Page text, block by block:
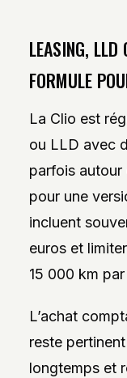
LEASING, LLD
FORMULE
La Clio est
ou LLD avec
parfois
pour une
incluent
euros et
15 000 km par
L’achat
reste
longtemps et